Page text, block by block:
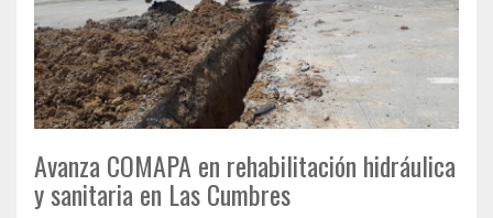
Avanza COMAPA en rehabilitación hidráulica
y sanitaria en Las Cumbres